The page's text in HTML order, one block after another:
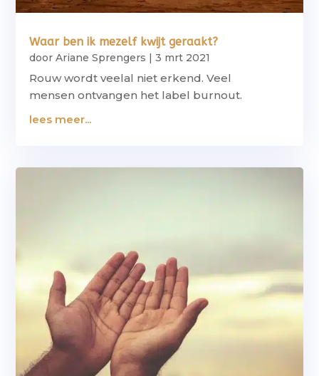
Waar ben ik mezelf kwijt geraakt?
doorAriane Sprengers |3 mrt 2021
Rouw wordt veelal niet erkend. Veel
mensen ontvangen het label burnout.
lees meer...